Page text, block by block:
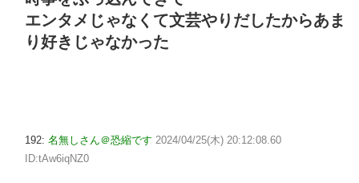
エンタメじゃなくて文芸やりだしたからあま
り好きじゃなかった
192: 名無しさん＠恐縮です 2024/04/25(木) 20:12:08.60
ID:tAw6iqNZ0